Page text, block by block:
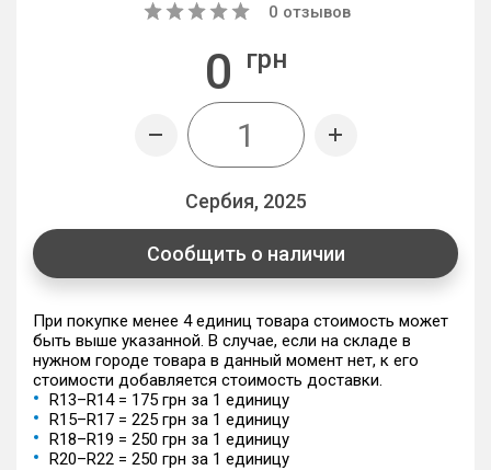
0 отзывов
0 грн
Сербия, 2025
Сообщить о наличии
При покупке менее 4 единиц товара стоимость может
быть выше указанной. В случае, если на складе в
нужном городе товара в данный момент нет, к его
стоимости добавляется стоимость доставки.
R13–R14 = 175 грн за 1 единицу
R15–R17 = 225 грн за 1 единицу
R18–R19 = 250 грн за 1 единицу
R20–R22 = 250 грн за 1 единицу